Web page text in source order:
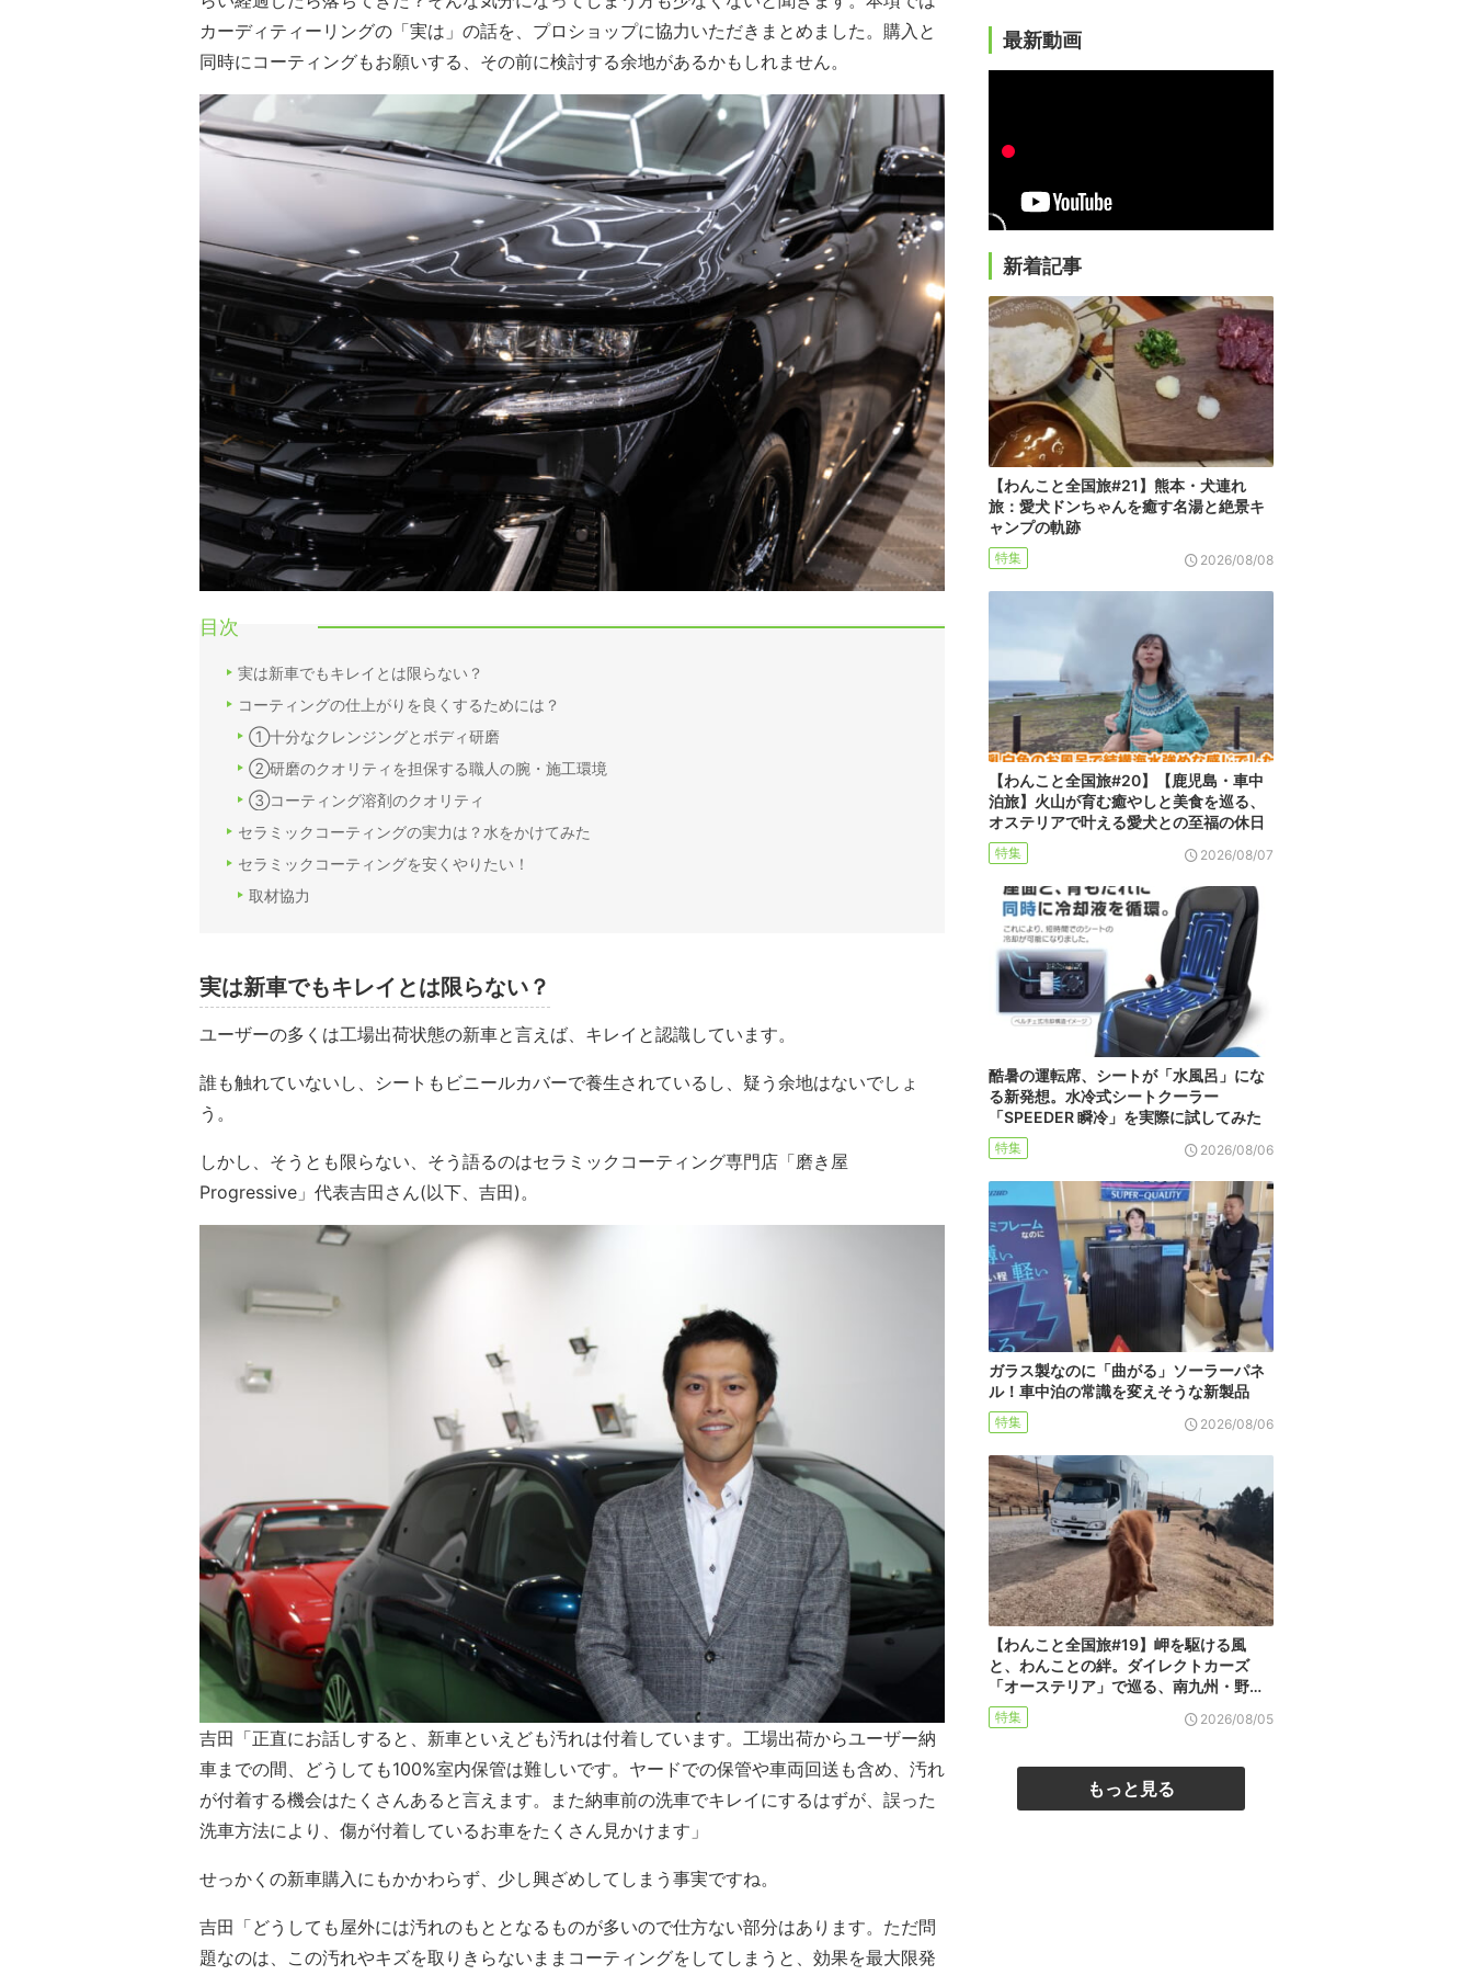
カーディティーリングの「実は」の話を、プロショップに協力いただきまとめました。購入と
同時にコーティングもお願いする、その前に検討する余地があるかもしれません。
目次
実は新車でもキレイとは限らない？
コーティングの仕上がりを良くするためには？
①十分なクレンジングとボディ研磨
②研磨のクオリティを担保する職人の腕・施工環境
③コーティング溶剤のクオリティ
セラミックコーティングの実力は？水をかけてみた
セラミックコーティングを安くやりたい！
取材協力
実は新車でもキレイとは限らない？
ユーザーの多くは工場出荷状態の新車と言えば、キレイと認識しています。
誰も触れていないし、シートもビニールカバーで養生されているし、疑う余地はないでしょ
う。
しかし、そうとも限らない、そう語るのはセラミックコーティング専門店「磨き屋
Progressive」代表吉田さん(以下、吉田)。
吉田「正直にお話しすると、新車といえども汚れは付着しています。工場出荷からユーザー納
車までの間、どうしても100%室内保管は難しいです。ヤードでの保管や車両回送も含め、汚れ
が付着する機会はたくさんあると言えます。また納車前の洗車でキレイにするはずが、誤った
洗車方法により、傷が付着しているお車をたくさん見かけます」
せっかくの新車購入にもかかわらず、少し興ざめしてしまう事実ですね。
吉田「どうしても屋外には汚れのもととなるものが多いので仕方ない部分はあります。ただ問
題なのは、この汚れやキズを取りきらないままコーティングをしてしまうと、効果を最大限発
最新動画
新着記事
【わんこと全国旅#21】熊本・犬連れ
旅：愛犬ドンちゃんを癒す名湯と絶景キ
ャンプの軌跡
特集 2026/08/08
【わんこと全国旅#20】【鹿児島・車中
泊旅】火山が育む癒やしと美食を巡る、
オステリアで叶える愛犬との至福の休日
特集 2026/08/07
酷暑の運転席、シートが「水風呂」にな
る新発想。水冷式シートクーラー
「SPEEDER 瞬冷」を実際に試してみた
特集 2026/08/06
ガラス製なのに「曲がる」ソーラーパネ
ル！車中泊の常識を変えそうな新製品
特集 2026/08/06
【わんこと全国旅#19】岬を駆ける風
と、わんことの絆。ダイレクトカーズ
「オーステリア」で巡る、南九州・野…
特集 2026/08/05
もっと見る